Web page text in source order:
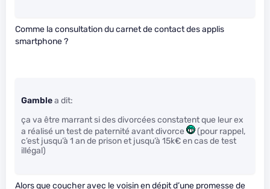
Comme la consultation du carnet de contact des applis
smartphone ?
Gamblea dit:
ça va être marrant si des divorcées constatent que leur ex
a réalisé un test de paternité avant divorce
(pour rappel,
c’est jusqu’à 1 an de prison et jusqu’à 15k€ en cas de test
illégal)
Alors que coucher avec le voisin en dépit d’une promesse de